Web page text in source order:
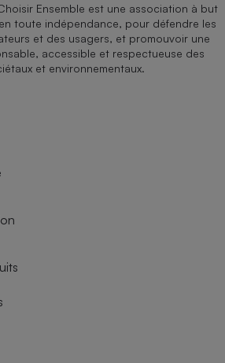
Ensemble est une association à but
toute indépendance, pour défendre les
et des usagers, et promouvoir une
accessible et respectueuse des
et environnementaux.